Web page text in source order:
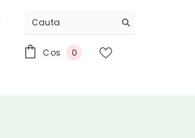
Cos 00